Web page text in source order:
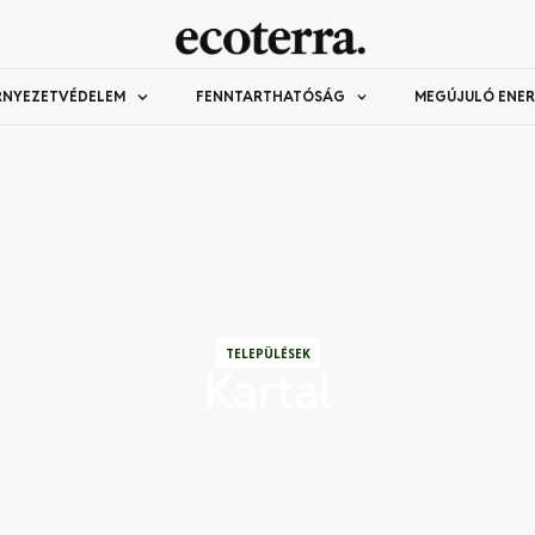
FENNTARTHATÓSÁG MEGÚJULÓ
TELEPÜLÉSEK